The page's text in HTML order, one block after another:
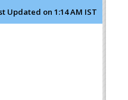
Updated on 1:14 AM IST